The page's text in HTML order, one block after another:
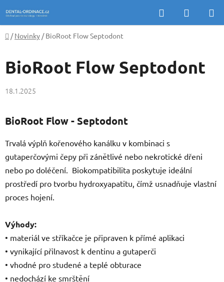
na
obsah
Hledat
KOŠÍK
Domů
/ Novinky / BioRoot Flow Septodont
BioRoot Flow Septodont
18.1.2025
BioRoot Flow - Septodont
Trvalá výplň kořenového kanálku v kombinaci s
gutaperčovými čepy při zánětlivé nebo nekrotické dřeni
nebo po doléčení. Biokompatibilita poskytuje ideální
prostředí pro tvorbu hydroxyapatitu, čímž usnadňuje vlastní
proces hojení.
Výhody:
• materiál ve stříkačce je připraven k přímé aplikaci
• vynikající přilnavost k dentinu a gutaperči
• vhodné pro studené a teplé obturace
• nedochází ke smrštění